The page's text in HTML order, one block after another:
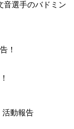
音選手のバドミン